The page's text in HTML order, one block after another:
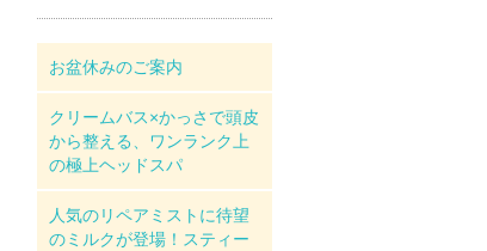
お盆休みのご案内
クリームバス×かっさで頭皮
から整える、ワンランク上
の極上ヘッドスパ
人気のリペアミストに待望
のミルクが登場！スティー